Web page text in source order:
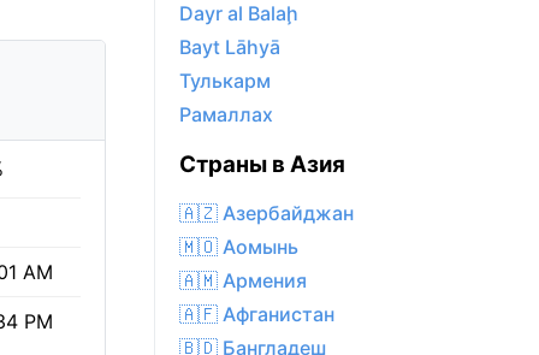
AM
PM
Dayr al Balaḩ
Bayt Lāhyā
Тулькарм
Рамаллах
Страны в Азия
🇦🇿 Азербайджан
🇲🇴 Аомынь
🇦🇲 Армения
🇦🇫 Афганистан
🇧🇩 Бангладеш